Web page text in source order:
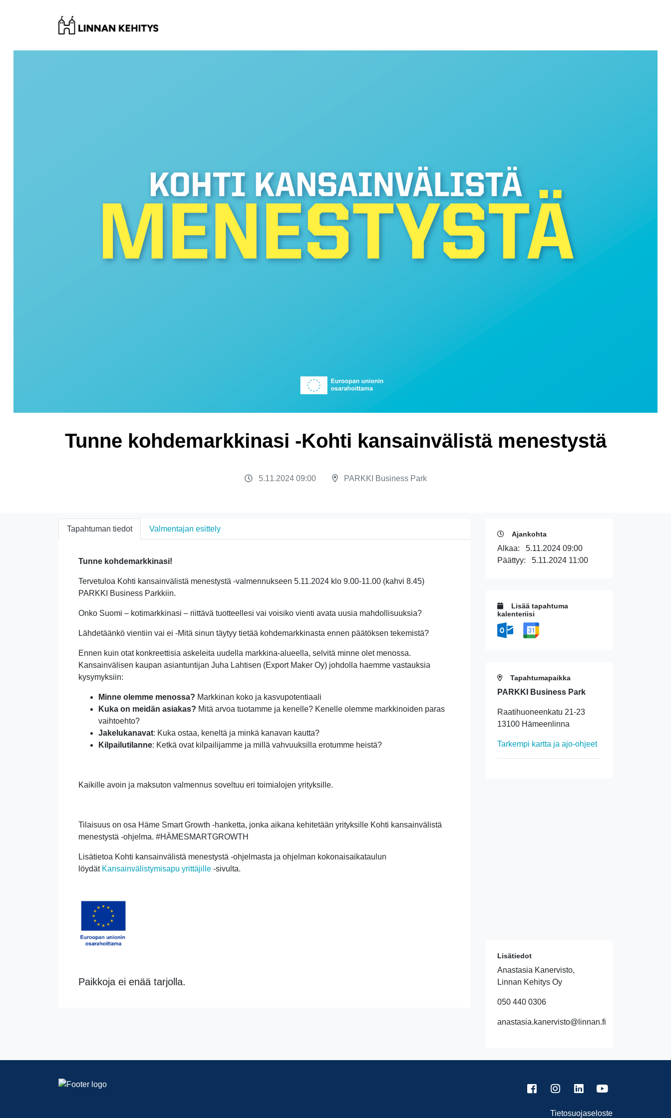
Tunne kohdemarkkinasi -Kohti kansainvälistä menestystä
5.11.2024 09:00 PARKKI Business Park
Tapahtuman tiedot Valmentajan esittely
Tunne kohdemarkkinasi!
Tervetuloa Kohti kansainvälistä menestystä -valmennukseen 5.11.2024 klo 9.00-11.00 (kahvi 8.45)
PARKKI Business Parkkiin.
Onko Suomi – kotimarkkinasi – riittävä tuotteellesi vai voisiko vienti avata uusia mahdollisuuksia?
Lähdetäänkö vientiin vai ei -Mitä sinun täytyy tietää kohdemarkkinasta ennen päätöksen tekemistä?
Ennen kuin otat konkreettisia askeleita uudella markkina-alueella, selvitä minne olet menossa.
Kansainvälisen kaupan asiantuntijan Juha Lahtisen (Export Maker Oy) johdolla haemme vastauksia
kysymyksiin:
Minne olemme menossa? Markkinan koko ja kasvupotentiaali
Kuka on meidän asiakas? Mitä arvoa tuotamme ja kenelle? Kenelle olemme markkinoiden paras
vaihtoehto?
Jakelukanavat: Kuka ostaa, keneltä ja minkä kanavan kautta?
Kilpailutilanne: Ketkä ovat kilpailijamme ja millä vahvuuksilla erotumme heistä?
Kaikille avoin ja maksuton valmennus soveltuu eri toimialojen yrityksille.
Tilaisuus on osa Häme Smart Growth -hanketta, jonka aikana kehitetään yrityksille Kohti kansainvälistä
menestystä -ohjelma. #HÄMESMARTGROWTH
Lisätietoa Kohti kansainvälistä menestystä -ohjelmasta ja ohjelman kokonaisaikataulun
löydät Kansainvälistymisapu yrittäjille -sivulta.
Paikkoja ei enää tarjolla.
Ajankohta
Alkaa: 5.11.2024 09:00
Päättyy: 5.11.2024 11:00
Lisää tapahtuma
kalenteriisi
Tapahtumapaikka
PARKKI Business Park
Raatihuoneenkatu 21-23
13100 Hämeenlinna
Tarkempi kartta ja ajo-ohjeet
Lisätiedot
Anastasia Kanervisto,
Linnan Kehitys Oy
050 440 0306
anastasia.kanervisto@linnan.fi
Tietosuojaseloste